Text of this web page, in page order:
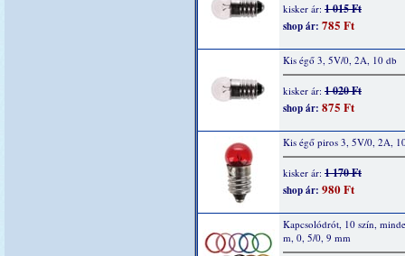
kisker ár: 1 015 Ft
shop ár: 785 Ft
Kis égő 3, 5V/0, 2A, 10 db
kisker ár: 1 020 Ft
shop ár: 875 Ft
Kis égő piros 3, 5V/0, 2A,
kisker ár: 1 170 Ft
shop ár: 980 Ft
Kapcsolódrót, 10 szín,
m, 0, 5/0, 9 mm